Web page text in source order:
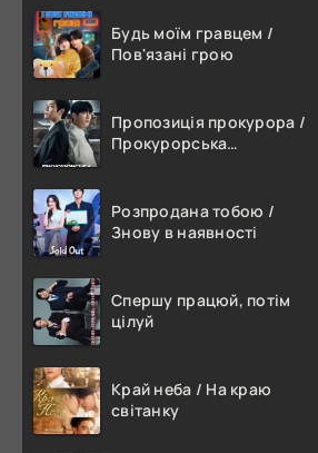
Будь моїм гравцем /
Пов'язані грою
Пропозиція прокурора /
Прокурорська
Розпродана тобою /
Знову в наявності
Спершу працюй, потім
цілуй
Край неба / На краю
світанку